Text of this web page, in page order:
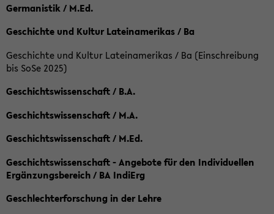
Germanistik / M.Ed.
Geschichte und Kultur Lateinamerikas / Ba
Geschichte und Kultur Lateinamerikas / Ba (Einschreibung
bis SoSe 2025)
Geschichtswissenschaft / B.A.
Geschichtswissenschaft / M.A.
Geschichtswissenschaft / M.Ed.
Geschichtswissenschaft - Angebote für den Individuellen
Ergänzungsbereich / BA IndiErg
Geschlechterforschung in der Lehre